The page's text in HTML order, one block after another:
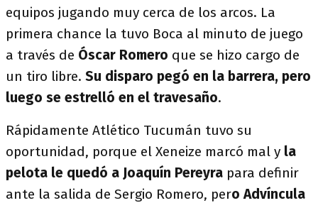
equipos jugando muy cerca de los arcos. La
primera chance la tuvo Boca al minuto de juego
a través de Óscar Romero que se hizo cargo de
un tiro libre. Su disparo pegó en la barrera, pero
luego se estrelló en el travesaño.
Rápidamente Atlético Tucumán tuvo su
oportunidad, porque el Xeneize marcó mal y la
pelota le quedó a Joaquín Pereyra para definir
ante la salida de Sergio Romero, pero Advíncula